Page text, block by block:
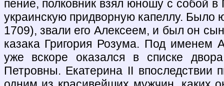
пение, полковник взял юношу с собой в
украинскую придворную капеллу. Было
1709), звали его Алексеем, и был он
казака Григория Розума. Под именем
уже вскоре оказался в списке
Петровны. Екатерина II впоследствии